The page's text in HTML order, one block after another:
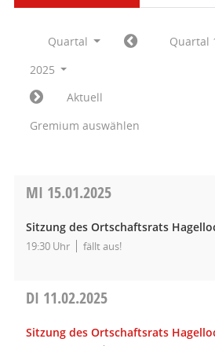
Quartal
Quartal
2025
Aktuell
Gremium auswählen
MI 15.01.2025
Sitzung des Ortschaftsrats
19:30 Uhr fällt aus!
DI 11.02.2025
Sitzung des Ortschaftsrats